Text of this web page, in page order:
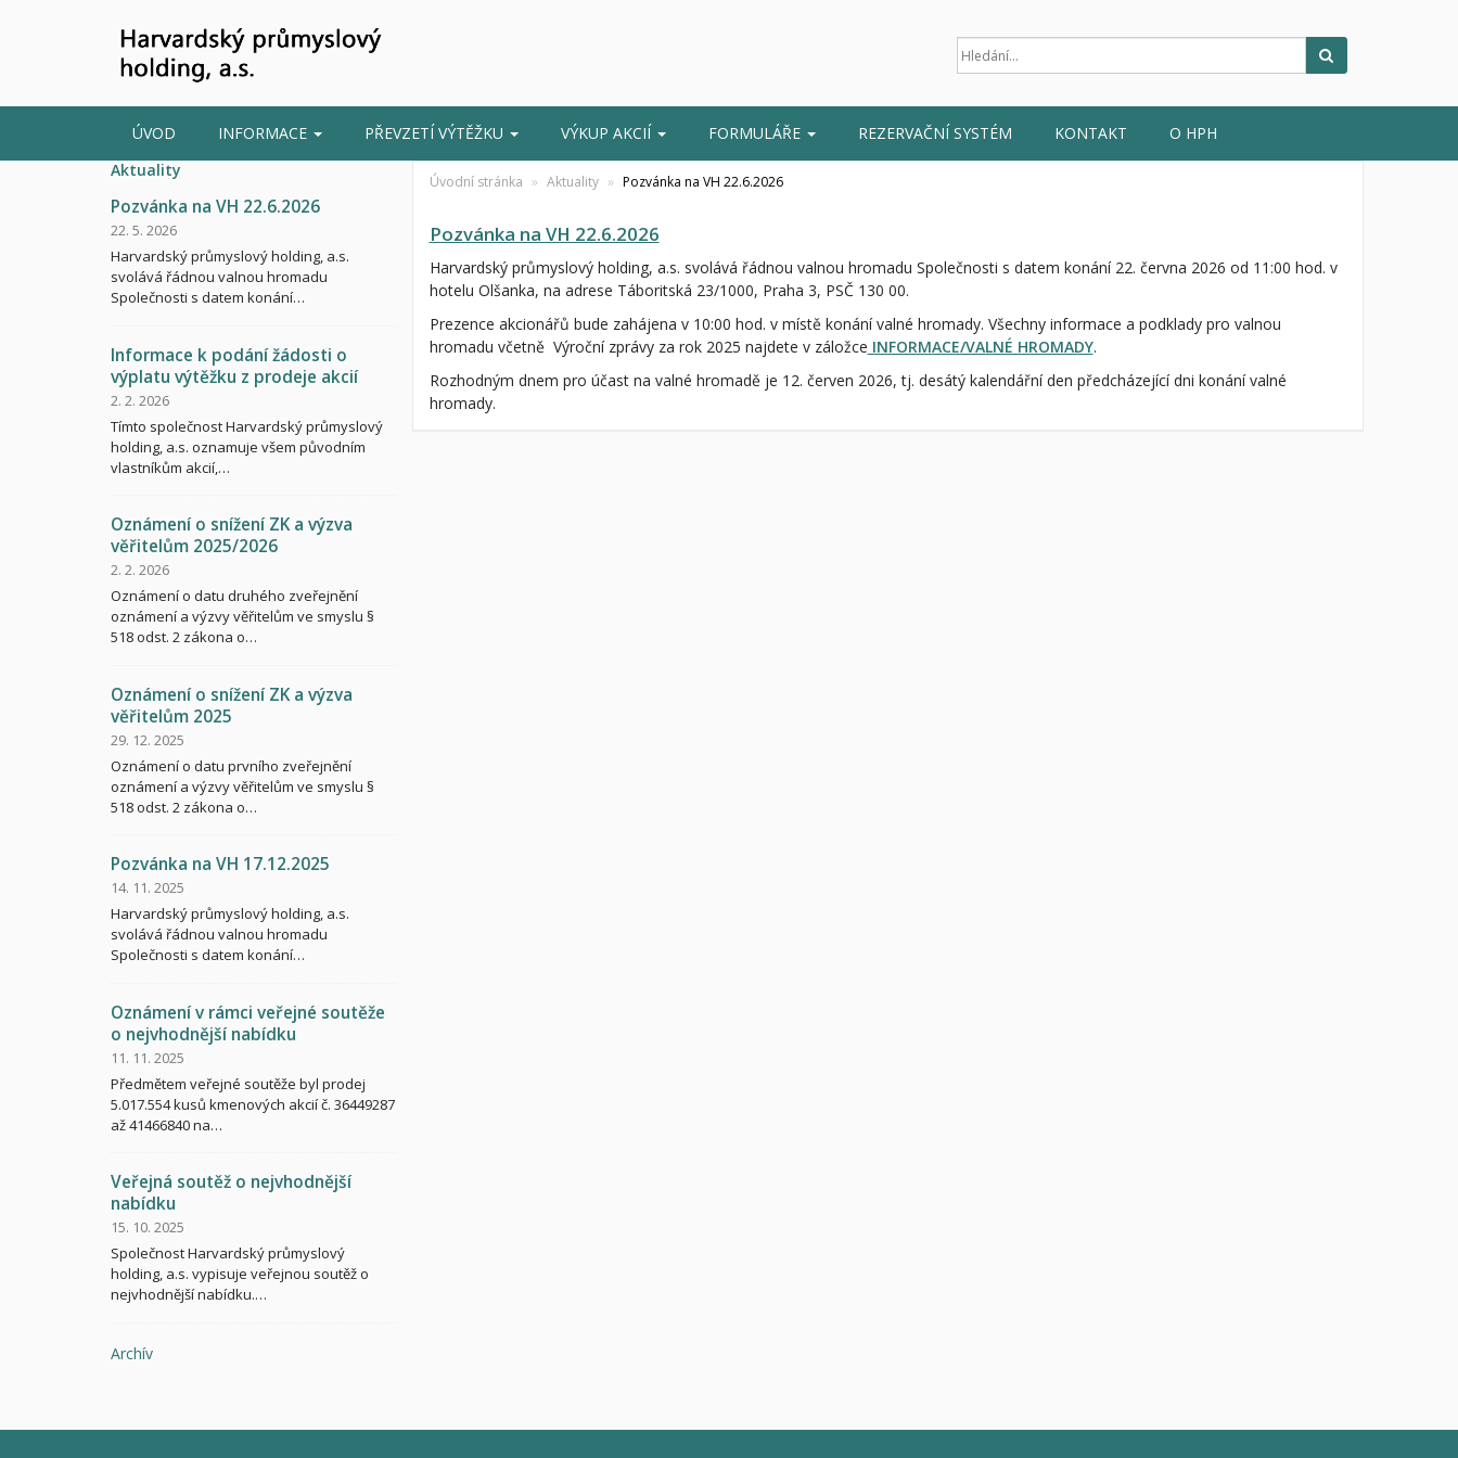
ÚVOD INFORMACE PŘEVZETÍ VÝTĚŽKU VÝKUP AKCIÍ FORMULÁŘE REZERVAČNÍ SYSTÉM KONTAKT O HPH
Úvodní stránka Aktuality Pozvánka na VH 22.6.2026
Pozvánka na VH 22.6.2026
Harvardský průmyslový holding, a.s. svolává řádnou valnou hromadu Společnosti s datem konání 22. června 2026 od 11:00 hod. v
hotelu Olšanka, na adrese Táboritská 23/1000, Praha 3, PSČ 130 00.
Prezence akcionářů bude zahájena v 10:00 hod. v místě konání valné hromady. Všechny informace a podklady pro valnou
hromadu včetně Výroční zprávy za rok 2025 najdete v záložce INFORMACE/VALNÉ HROMADY.
Rozhodným dnem pro účast na valné hromadě je 12. červen 2026, tj. desátý kalendářní den předcházející dni konání valné
hromady.
Aktuality
Pozvánka na VH 22.6.2026
22. 5. 2026
Harvardský průmyslový holding, a.s.
svolává řádnou valnou hromadu
Společnosti s datem konání…
Informace k podání žádosti o
výplatu výtěžku z prodeje akcií
2. 2. 2026
Tímto společnost Harvardský průmyslový
holding, a.s. oznamuje všem původním
vlastníkům akcií,…
Oznámení o snížení ZK a výzva
věřitelům 2025/2026
2. 2. 2026
Oznámení o datu druhého zveřejnění
oznámení a výzvy věřitelům ve smyslu §
518 odst. 2 zákona o…
Oznámení o snížení ZK a výzva
věřitelům 2025
29. 12. 2025
Oznámení o datu prvního zveřejnění
oznámení a výzvy věřitelům ve smyslu §
518 odst. 2 zákona o…
Pozvánka na VH 17.12.2025
14. 11. 2025
Harvardský průmyslový holding, a.s.
svolává řádnou valnou hromadu
Společnosti s datem konání…
Oznámení v rámci veřejné soutěže
o nejvhodnější nabídku
11. 11. 2025
Předmětem veřejné soutěže byl prodej
5.017.554 kusů kmenových akcií č. 36449287
až 41466840 na…
Veřejná soutěž o nejvhodnější
nabídku
15. 10. 2025
Společnost Harvardský průmyslový
holding, a.s. vypisuje veřejnou soutěž o
nejvhodnější nabídku.…
Archív